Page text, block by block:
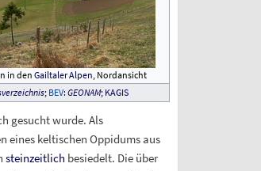
in den Gailtaler Alpen, Nordansicht
; BEV:GEONAM; KAGIS
gesucht wurde. Als
eines keltischen Oppidums aus
steinzeitlich besiedelt. Die über